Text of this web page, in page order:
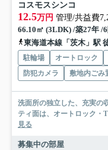
コスモスシンコ
12.5万円 管理/共益費
66.10㎡ (3LDK) /築27年 /
東海道本線「茨木」駅
駐輪場 オートロック
防犯カメラ
敷地内ごみ
洗面所の独立した、充実の
ティ面は、オートロック・
見る
募集中の部屋